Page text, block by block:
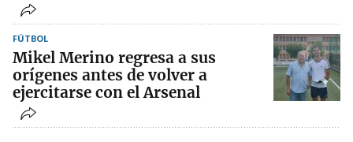
FÚTBOL
Mikel Merino regresa a sus
orígenes antes de volver a
ejercitarse con el Arsenal